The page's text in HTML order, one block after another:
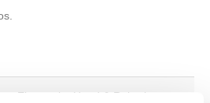
Electronic, Hand & Robotic